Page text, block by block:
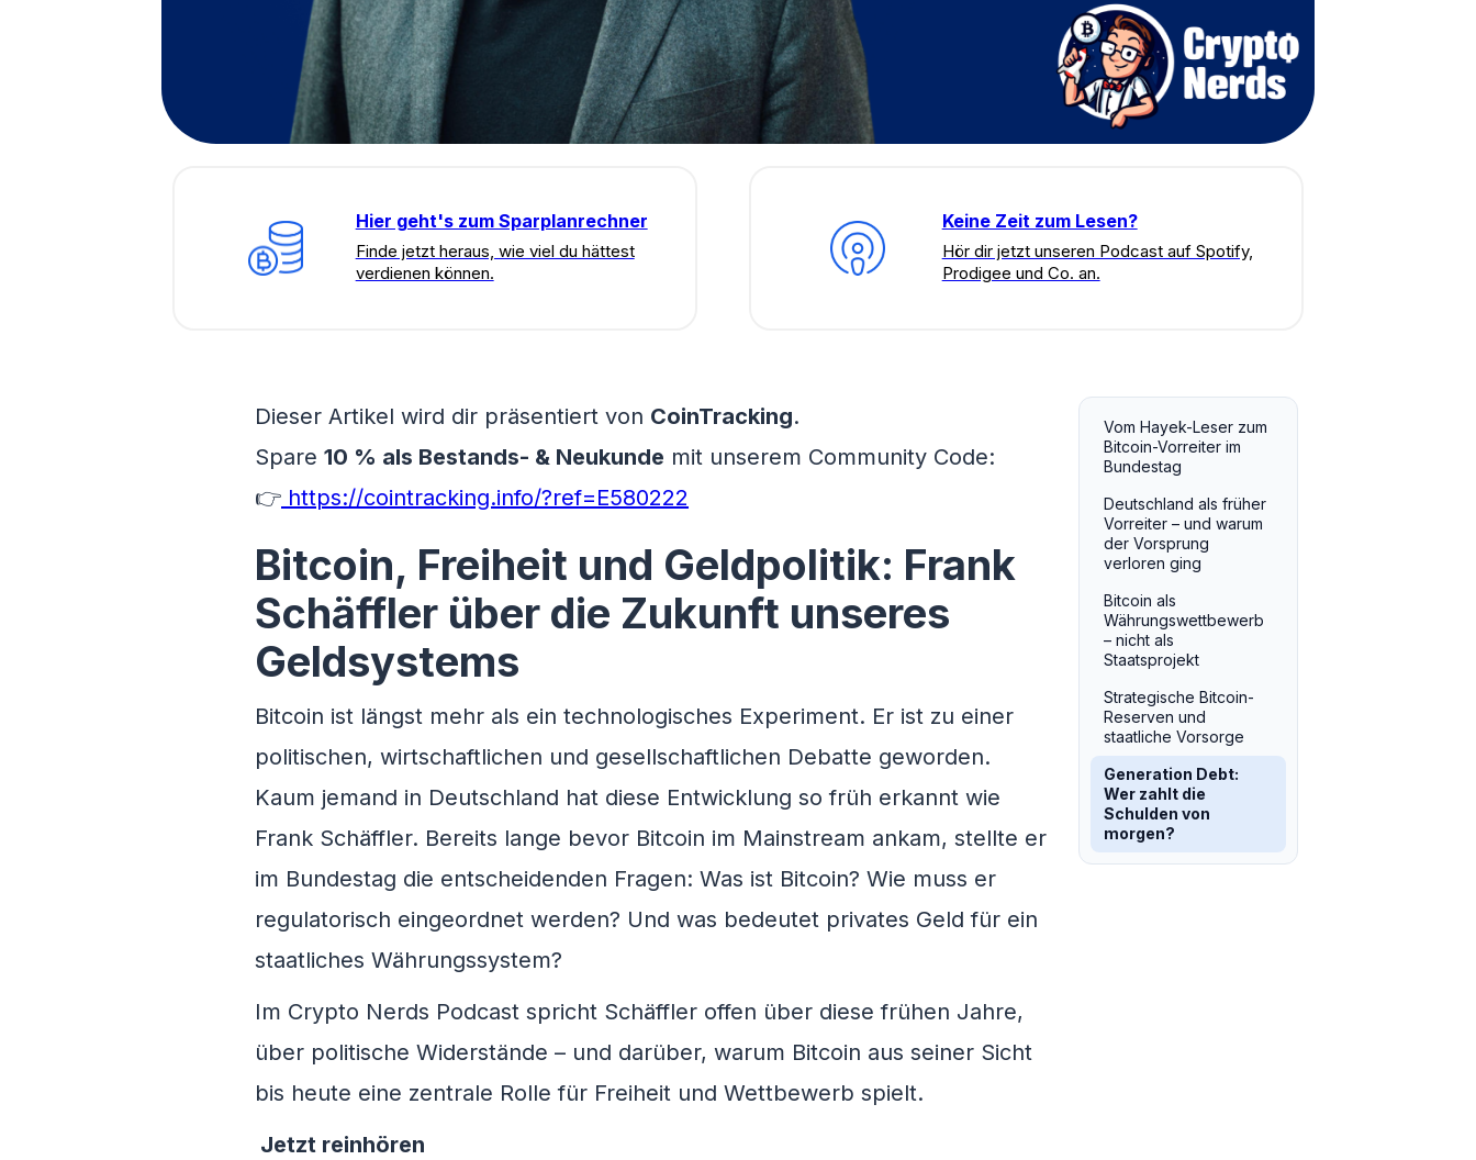
Hier geht's zum Sparplanrechner
Finde jetzt heraus, wie viel du hättest
verdienen können.
Keine Zeit zum Lesen?
Hör dir jetzt unseren Podcast auf Spotify,
Prodigee und Co. an.
Dieser Artikel wird dir präsentiert von CoinTracking.
Spare 10 % als Bestands- & Neukunde mit unserem Community Code:
👉 https://cointracking.info/?ref=E580222
Bitcoin, Freiheit und Geldpolitik: Frank
Schäffler über die Zukunft unseres
Geldsystems
Bitcoin ist längst mehr als ein technologisches Experiment. Er ist zu einer
politischen, wirtschaftlichen und gesellschaftlichen Debatte geworden.
Kaum jemand in Deutschland hat diese Entwicklung so früh erkannt wie
Frank Schäffler. Bereits lange bevor Bitcoin im Mainstream ankam, stellte er
im Bundestag die entscheidenden Fragen: Was ist Bitcoin? Wie muss er
regulatorisch eingeordnet werden? Und was bedeutet privates Geld für ein
staatliches Währungssystem?
Im Crypto Nerds Podcast spricht Schäffler offen über diese frühen Jahre,
über politische Widerstände – und darüber, warum Bitcoin aus seiner Sicht
bis heute eine zentrale Rolle für Freiheit und Wettbewerb spielt.
Jetzt reinhören
Vom Hayek-Leser zum
Bitcoin-Vorreiter im
Bundestag
Deutschland als früher
Vorreiter – und warum
der Vorsprung
verloren ging
Bitcoin als
Währungswettbewerb
– nicht als
Staatsprojekt
Strategische Bitcoin-
Reserven und
staatliche Vorsorge
Generation Debt:
Wer zahlt die
Schulden von
morgen?